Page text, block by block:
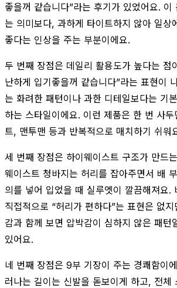
좋을꺼 같습니다”라는 후기가 있었어요. 이
는 의미보다, 과하게 타이트하지 않아 일상
좋다는 인상을 주는 부분이에요.
두 번째 장점은 데일리 활용도가 높다는 점
난하게 입기좋을꺼 같습니다”라는 표현이
는 화려한 패턴이나 과한 디테일보다는 기
하는 스타일이에요. 이런 제품은 한 번 사
트, 맨투맨 등과 반복적으로 매치하기 쉬워
세 번째 장점은 하이웨이스트 구조가 만드
웨이스트 청바지는 허리를 잡아주면서 배
의를 넣어 입었을 때 실루엣이 깔끔해져요.
직접적으로 “허리가 편하다”는 표현은 없
감과 함께 보면 압박감이 심하지 않은 패턴
있어요.
네 번째 장점은 9부 기장이 주는 경쾌함이
러나는 길이는 신발을 돋보이게 하고, 전체